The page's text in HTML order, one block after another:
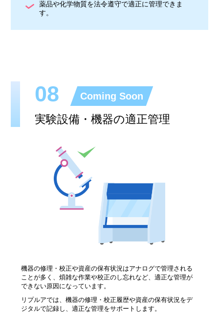
薬品や化学物質を法令遵守で適正に管理できま
す。
08 Coming Soon
実験設備・機器の適正管理
機器の修理・校正や資産の保有状況はアナログで管理される
ことが多く、煩雑な作業や校正のし忘れなど、適正な管理が
できない原因になっています。
リプルアでは、機器の修理・校正履歴や資産の保有状況をデ
ジタルで記録し、適正な管理をサポートします。